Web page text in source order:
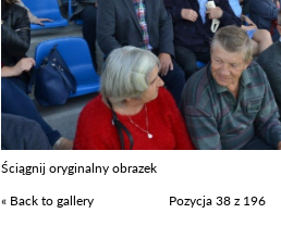
Ściągnij oryginalny obrazek
« Back to gallery
Pozycja 38 z 196